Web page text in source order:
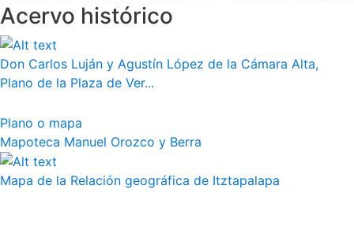
Acervo histórico
Don Carlos Luján y Agustín López de la Cámara Alta,
Plano de la Plaza de Ver...
Plano o mapa
Mapoteca Manuel Orozco y Berra
Mapa de la Relación geográfica de Itztapalapa